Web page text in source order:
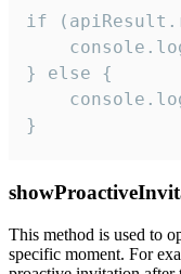
if
} else {
}
This method is used to
specific moment. For